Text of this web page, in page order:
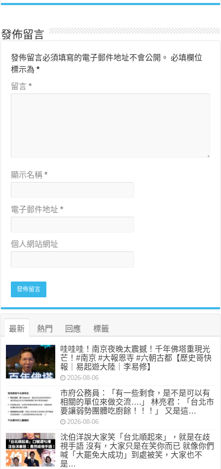
發佈留言
發佈留言必須填寫的電子郵件地址不會公開。 必填欄位
標示為*
留言*
顯示名稱*
電子郵件地址*
個人網站網址
最新 熱門 回應 標籤
哇哇哇！南京夜晚太震撼！千年佛塔重現光
芒！#南京 #大報恩寺 #六朝古都【歷史哥快
報｜易起遊大陸｜李易修】
2026-08-06
市府公務員：「有一些剩食，是不是可以有
相關的單位來做交流….」 林亮君：「台北市
要讓弱勢團體吃廚餘！！！」 又是這…
2026-08-06
沈伯洋說大家笑「台北順起來」，就是在歧
視手語 沒有，大家只是在笑你而已 就像你們
喊「大罷免大成功」到處被笑，大家也不
是…